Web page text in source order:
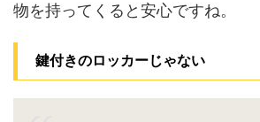
物を持ってくると安心ですね。
鍵付きのロッカーじゃない